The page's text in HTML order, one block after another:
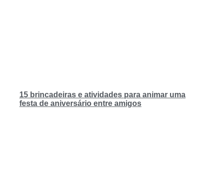
15 brincadeiras e atividades para animar uma
festa de aniversário entre amigos